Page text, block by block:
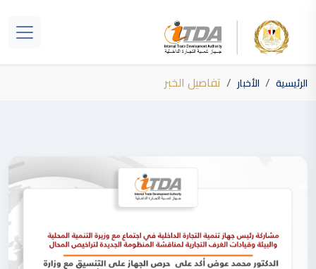
الرئيسية الأخبار تفاصيل الخبر